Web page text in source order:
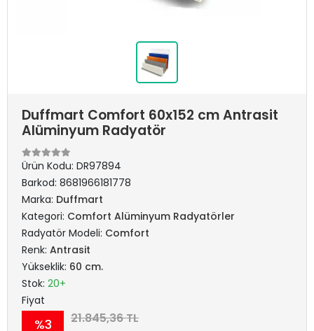
Duffmart Comfort 60x152 cm Antrasit
Alüminyum Radyatör
Ürün Kodu: DR97894
Barkod: 8681966181778
Marka: Duffmart
Kategori: Comfort Alüminyum Radyatörler
Radyatör Modeli: Comfort
Renk: Antrasit
Yükseklik: 60 cm.
Stok: 20+
Fiyat
%3 21.845,36 TL